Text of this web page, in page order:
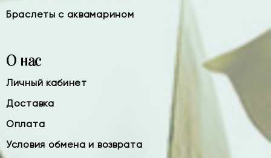
Браслеты с аквамарином
О нас
Личный кабинет
Доставка
Оплата
Условия обмена и возврата